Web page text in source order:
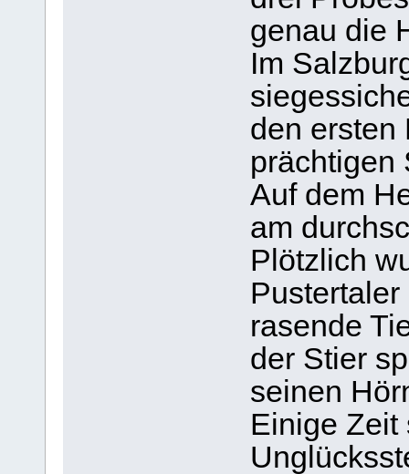
genau die
Im
den ersten
prächtigen
Auf dem
am
Plötzlich
rasende
der Stier
seinen
Einige Zeit